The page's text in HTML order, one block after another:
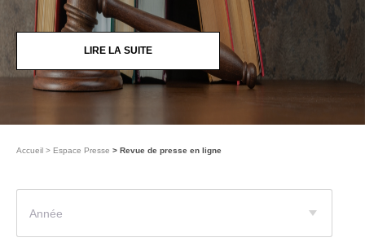
LIRE LA SUITE
Accueil Espace Presse Revue de presse en ligne
Année